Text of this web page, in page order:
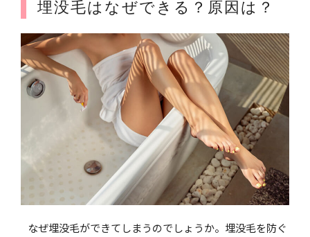
埋没毛はなぜできる？原因は？
なぜ埋没毛ができてしまうのでしょうか。埋没毛を防ぐ